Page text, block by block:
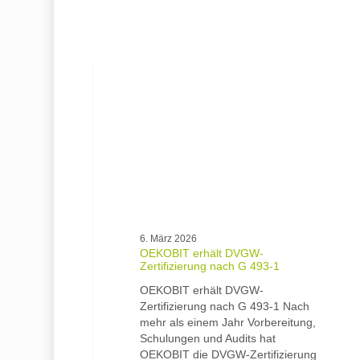
6. März 2026
OEKOBIT erhält DVGW-
Zertifizierung nach G 493‑1
OEKOBIT erhält DVGW-
Zertifizierung nach G 493‑1 Nach
mehr als einem Jahr Vorbereitung,
Schulungen und Audits hat
OEKOBIT die DVGW-Zertifizierung